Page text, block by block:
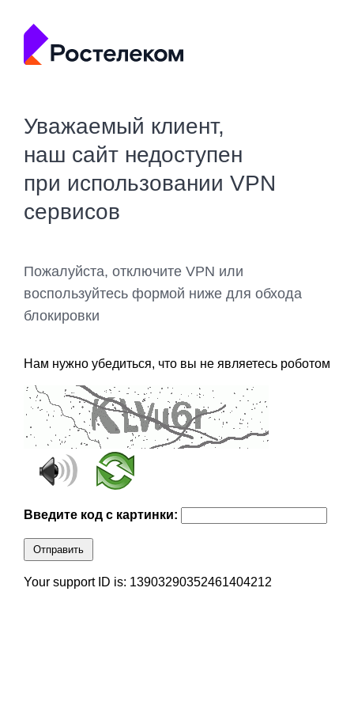
Уважаемый клиент,
наш сайт недоступен
при использовании VPN
сервисов
Пожалуйста, отключите VPN или
воспользуйтесь формой ниже для обхода
блокировки
Нам нужно убедиться, что вы не являетесь роботом
Введите код с картинки:
Отправить
Your support ID is: 13903290352461404212